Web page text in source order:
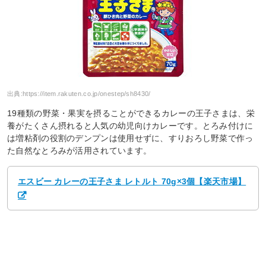
出典:https://item.rakuten.co.jp/onestep/sh8430/
19種類の野菜・果実を摂ることができるカレーの王子さまは、栄
養がたくさん摂れると人気の幼児向けカレーです。とろみ付けに
は増粘剤の役割のデンプンは使用せずに、すりおろし野菜で作っ
た自然なとろみが活用されています。
エスビー カレーの王子さま レトルト 70g×3個【楽天市場】